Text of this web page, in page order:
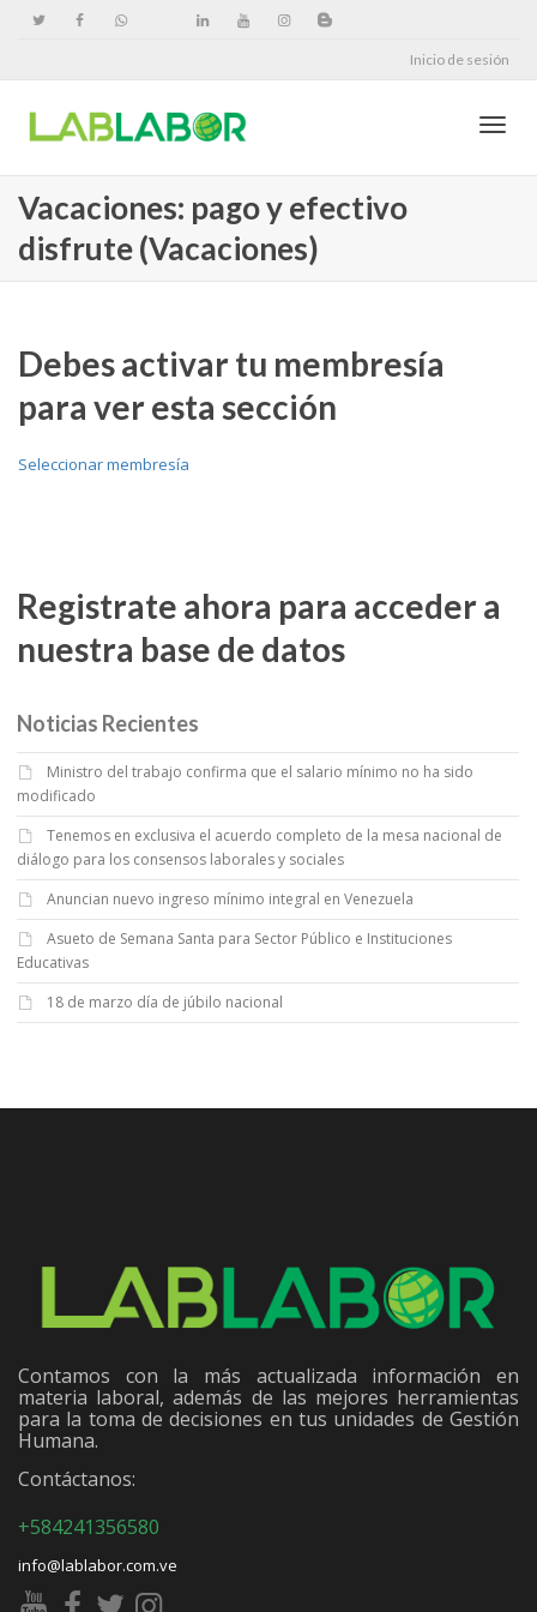
Inicio de sesión
Vacaciones: pago y efectivo
disfrute (Vacaciones)
Debes activar tu membresía
para ver esta sección
Seleccionar membresía
Registrate ahora para acceder a
nuestra base de datos
Noticias Recientes
Ministro del trabajo confirma que el salario mínimo no ha sido
modificado
Tenemos en exclusiva el acuerdo completo de la mesa nacional de
diálogo para los consensos laborales y sociales
Anuncian nuevo ingreso mínimo integral en Venezuela
Asueto de Semana Santa para Sector Público e Instituciones
Educativas
18 de marzo día de júbilo nacional
Contamos con la más actualizada información en
materia laboral, además de las mejores herramientas
para la toma de decisiones en tus unidades de Gestión
Humana.
Contáctanos:
+584241356580
info@lablabor.com.ve